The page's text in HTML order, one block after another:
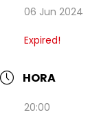
06 Jun 2024
Expired!
HORA
20:00